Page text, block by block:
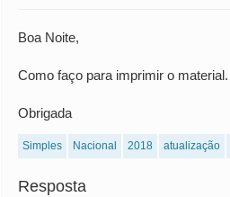
Boa Noite,
Como faço para imprimir o material.
Obrigada
Simples Nacional 2018 atualização
Resposta